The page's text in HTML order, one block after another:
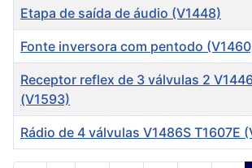
Artigos
Etapa de saída de áudio (V1448)
Fonte inversora com pentodo
Receptor reflex de 3 válvulas 2
(V1593)
Rádio de 4 válvulas V1486S T1607E